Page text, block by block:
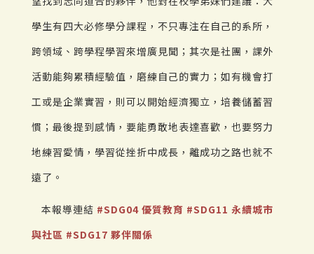
學生有四大必修學分課程，不只專注在自己的系所，
跨領域、跨學程學習來增廣見聞；其次是社團，課外
活動能夠累積經驗值，磨練自己的實力；如有機會打
工或是企業實習，則可以開始經濟獨立，培養儲蓄習
慣；最後提到感情，要能勇敢地表達喜歡，也要努力
地練習愛情，學習從挫折中成長，離成功之路也就不
遠了。
本報導連結 #SDG04 優質教育 #SDG11 永續城市
與社區 #SDG17 夥伴關係